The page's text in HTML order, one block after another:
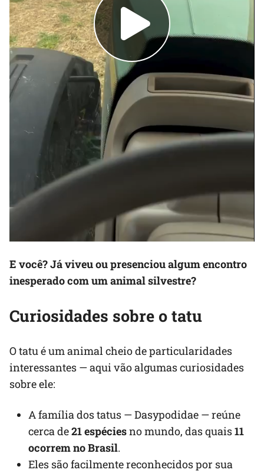
E você? Já viveu ou presenciou algum encontro
inesperado com um animal silvestre?
Curiosidades sobre o tatu
O tatu é um animal cheio de particularidades
interessantes — aqui vão algumas curiosidades
sobre ele:
A família dos tatus — Dasypodidae — reúne
cerca de21 espéciesno mundo, das quais11
ocorrem no Brasil.
Eles são facilmente reconhecidos por sua